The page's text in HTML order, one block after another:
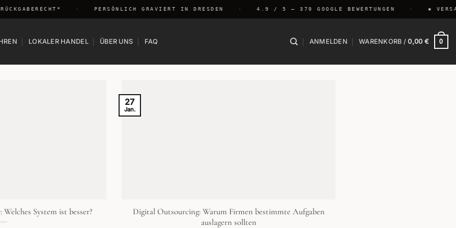
PERSÖNLICH GRAVIERT IN DRESDEN 4.9 / 5 — 370 GOOGLE BEWERTUNGEN ✺
LOKALER HANDEL ÜBER UNS FAQ ANMELDEN WARENKORB /0,00 € 0
System ist besser?
Digital Outsourcing: Warum Firmen bestimmte Aufgaben
auslagern sollten
27
Jan.